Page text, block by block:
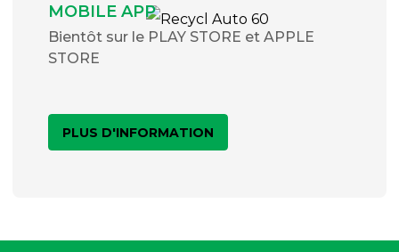
MOBILE APP
Bientôt sur le PLAY STORE et APPLE
STORE
PLUS D'INFORMATION